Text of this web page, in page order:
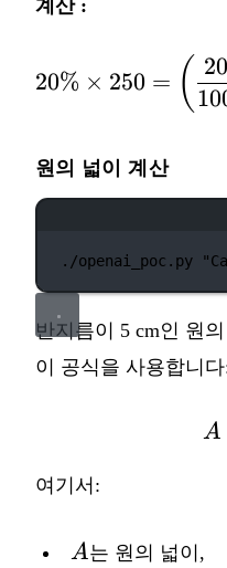
계산 :
20% × 250 = ( 20
원의 넓이 계산
./openai_poc.py
반지름이 5 cm인 원
이 공식을 사용합니
A
여기서:
A
A는 원의 넓이,